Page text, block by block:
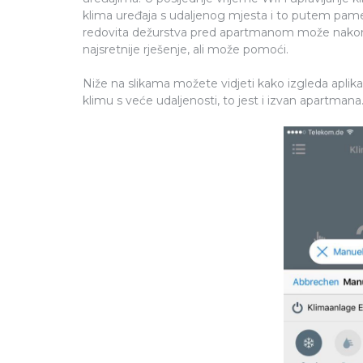
klima uređaja s udaljenog mjesta i to putem
redovita dežurstva pred apartmanom može
najsretnije rješenje, ali može pomoći.
Niže na slikama možete vidjeti kako izgleda
klimu s veće udaljenosti, to jest i izvan apartmana.